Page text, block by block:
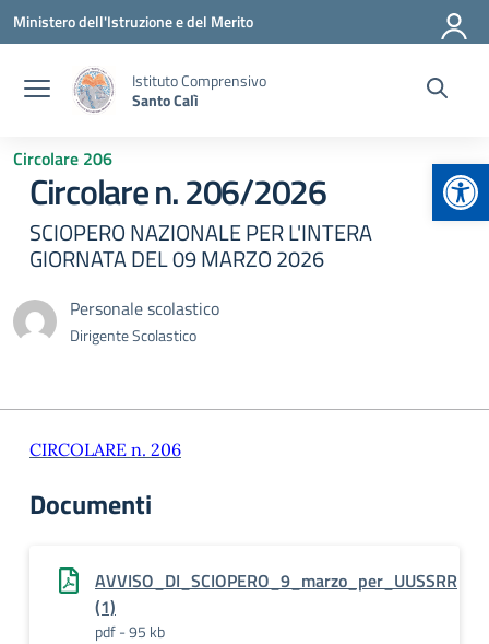
Vai ai contenuti
Vai al menu di navigazione
Vai al footer
Ministero dell'Istruzione e del Merito
Istituto Comprensivo
Santo Calì
Circolare 206
Circolare n. 206/2026
SCIOPERO NAZIONALE PER L'INTERA
GIORNATA DEL 09 MARZO 2026
Personale scolastico
Dirigente Scolastico
CIRCOLARE n. 206
Documenti
AVVISO_DI_SCIOPERO_9_marzo_per_UUSSRR
(1)
pdf - 95 kb